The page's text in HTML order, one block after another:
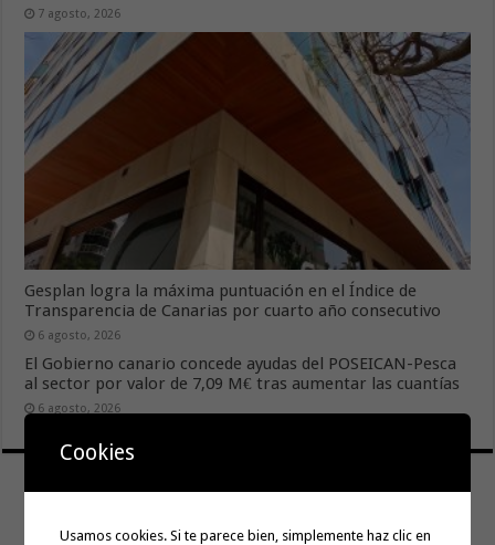
7 agosto, 2026
Gesplan logra la máxima puntuación en el Índice de
Transparencia de Canarias por cuarto año consecutivo
6 agosto, 2026
El Gobierno canario concede ayudas del POSEICAN-Pesca
al sector por valor de 7,09 M€ tras aumentar las cuantías
6 agosto, 2026
Cookies
Usamos cookies. Si te parece bien, simplemente haz clic en